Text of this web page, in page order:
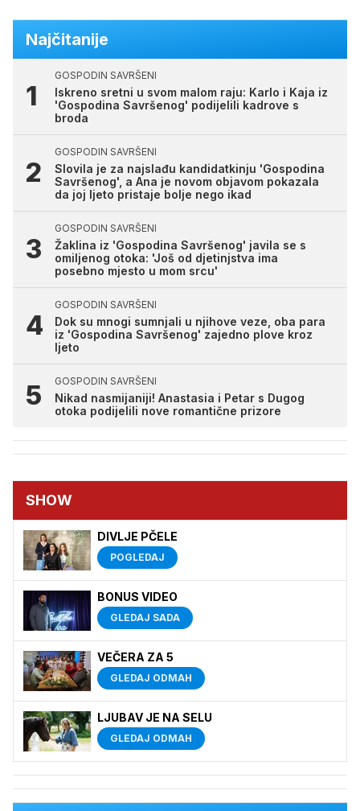
Najčitanije
GOSPODIN SAVRŠENI
Iskreno sretni u svom malom raju: Karlo i Kaja iz
'Gospodina Savršenog' podijelili kadrove s
broda
GOSPODIN SAVRŠENI
Slovila je za najslađu kandidatkinju 'Gospodina
Savršenog', a Ana je novom objavom pokazala
da joj ljeto pristaje bolje nego ikad
GOSPODIN SAVRŠENI
Žaklina iz 'Gospodina Savršenog' javila se s
omiljenog otoka: 'Još od djetinjstva ima
posebno mjesto u mom srcu'
GOSPODIN SAVRŠENI
Dok su mnogi sumnjali u njihove veze, oba para
iz 'Gospodina Savršenog' zajedno plove kroz
ljeto
GOSPODIN SAVRŠENI
Nikad nasmijaniji! Anastasia i Petar s Dugog
otoka podijelili nove romantične prizore
SHOW
DIVLJE PČELE
POGLEDAJ
BONUS VIDEO
GLEDAJ SADA
VEČERA ZA 5
GLEDAJ ODMAH
LJUBAV JE NA SELU
GLEDAJ ODMAH